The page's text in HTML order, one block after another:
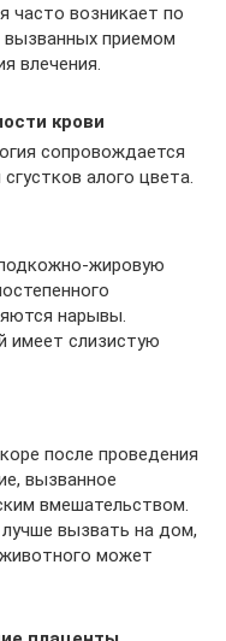
часто возникает по
вызванных приемом
влечения.
крови
сопровождается
алого цвета.
жировую
нарывы.
имеет слизистую
после проведения
вызванное
вмешательством.
вызвать на дом,
может